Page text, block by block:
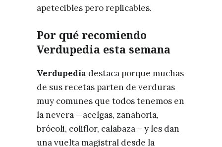
apetecibles pero replicables.
Por qué recomiendo
Verdupedia esta semana
Verdupedia destaca porque muchas
de sus recetas parten de verduras
muy comunes que todos tenemos en
la nevera —acelgas, zanahoria,
brócoli, coliflor, calabaza— y les dan
una vuelta magistral desde la